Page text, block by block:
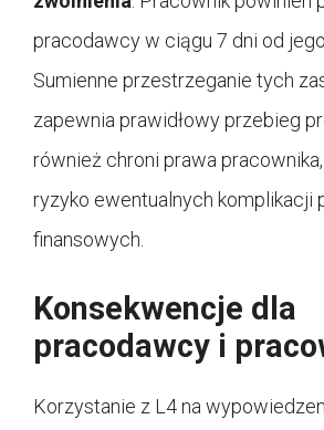
pracodawcy w ciągu 7 dni od
Sumienne przestrzeganie tych
zapewnia prawidłowy przebieg
również chroni prawa
ryzyko ewentualnych komplikacji
finansowych.
Konsekwencje dla
pracodawcy i
Korzystanie z L4 na